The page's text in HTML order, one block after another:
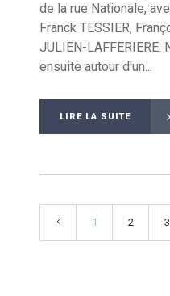
de la rue Nationale,
Franck TESSIER,
JULIEN-
ensuite autour d'un...
LIRE LA SUITE
1 2 3